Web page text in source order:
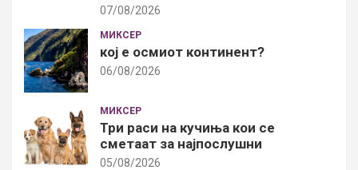
07/08/2026
МИКСЕР
кој е осмиот континент?
06/08/2026
МИКСЕР
Три раси на кучиња кои се
сметаат за најпослушни
05/08/2026